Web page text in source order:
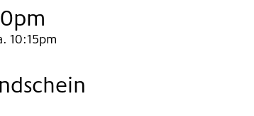
10:15pm